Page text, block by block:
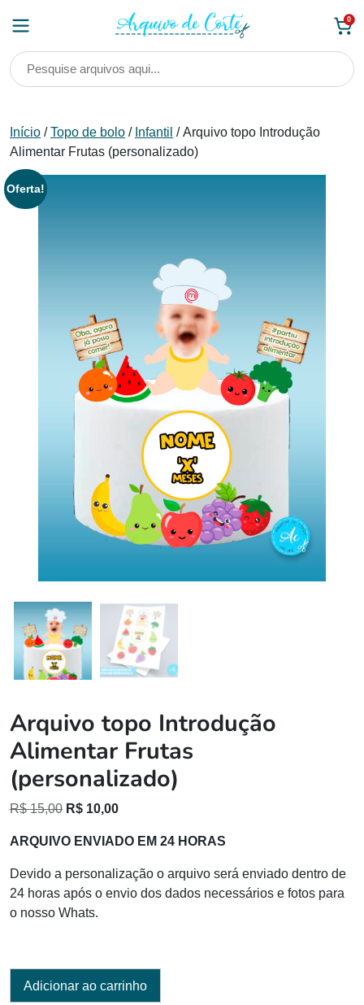
0
Início /Topo de bolo / Infantil / Arquivo topo Introdução
Alimentar Frutas (personalizado)
Oferta!
Arquivo topo Introdução
Alimentar Frutas
(personalizado)
R$15,00 O
original
R$ 15,00.
R$ 10,00O
atual
R$ 10,00.
ARQUIVO ENVIADO EM 24 HORAS
Devido a personalização o arquivo será enviado dentro de
24 horas após o envio dos dados necessários e fotos para
o nosso Whats.
Adicionar ao carrinho